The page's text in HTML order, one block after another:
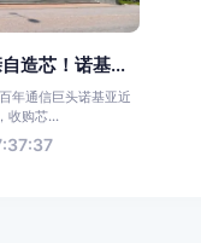
造芯！诺基...
年通信巨头诺基亚近
收购芯...